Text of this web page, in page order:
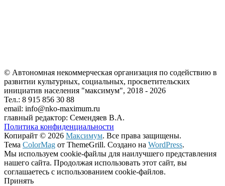
© Автономная некоммерческая организация по содействию в
развитии культурных, социальных, просветительских
инициатив населения "максимум", 2018 - 2026
Тел.: 8 915 856 30 88
email: info@nko-maximum.ru
главный редактор: Семендяев В.А.
Политика конфиденциальности
Копирайт © 2026 Максимум. Все права защищены.
Тема ColorMag от ThemeGrill. Создано на WordPress.
Мы используем cookie-файлы для наилучшего представления
нашего сайта. Продолжая использовать этот сайт, вы
соглашаетесь с использованием cookie-файлов.
Принять